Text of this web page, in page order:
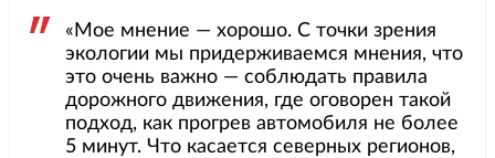
«Мое мнение — хорошо. С точки зрения
экологии мы придерживаемся мнения, что
это очень важно — соблюдать правила
дорожного движения, где оговорен такой
подход, как прогрев автомобиля не более
5 минут. Что касается северных регионов,